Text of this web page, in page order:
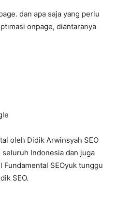
dan apa saja yang perlu
onpage, diantaranya
oleh Didik Arwinsyah SEO
Indonesia dan juga
SEOyuk tunggu
SEO.